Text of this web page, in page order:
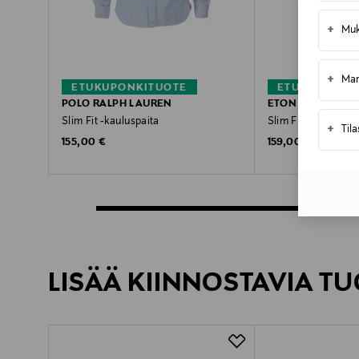
+
+
+
ETUKUPONKITUOTE
POLO RALPH LAUREN
Slim Fit -kauluspaita
Original Price
155,00 €
ETON
Slim Fit Signature -
Original Price
159,00 €
LISÄÄ KIINNOSTAVIA